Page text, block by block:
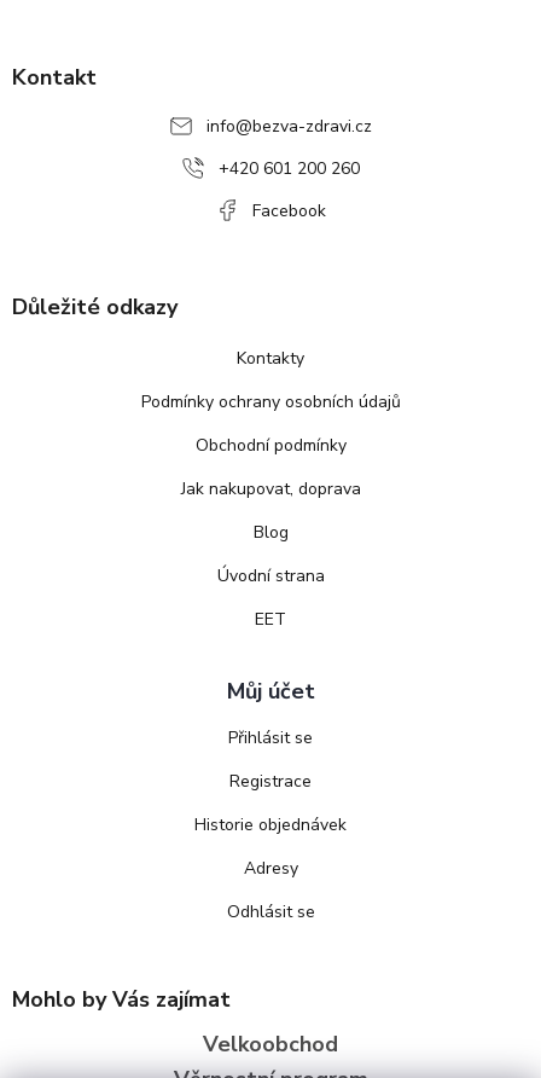
Kontakt
info@bezva-zdravi.cz
+420 601 200 260
Facebook
Důležité odkazy
Kontakty
Podmínky ochrany osobních údajů
Obchodní podmínky
Jak nakupovat, doprava
Blog
Úvodní strana
EET
Můj účet
Přihlásit se
Registrace
Historie objednávek
Adresy
Odhlásit se
Mohlo by Vás zajímat
Velkoobchod